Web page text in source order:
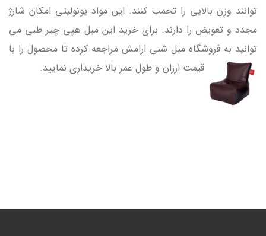
توانند وزن بالایی را تحمب کنند. این مواد یونولیتی امکان شارژ
مجدد و تعویض را دارند. برای خرید این مبل هپی چیر طبی می
توانید به فروشگاه مبل شنی ارامش مراجعه کرده تا محصول را با
قیمت ارزان و طول عمر بالا خریداری نمایید.